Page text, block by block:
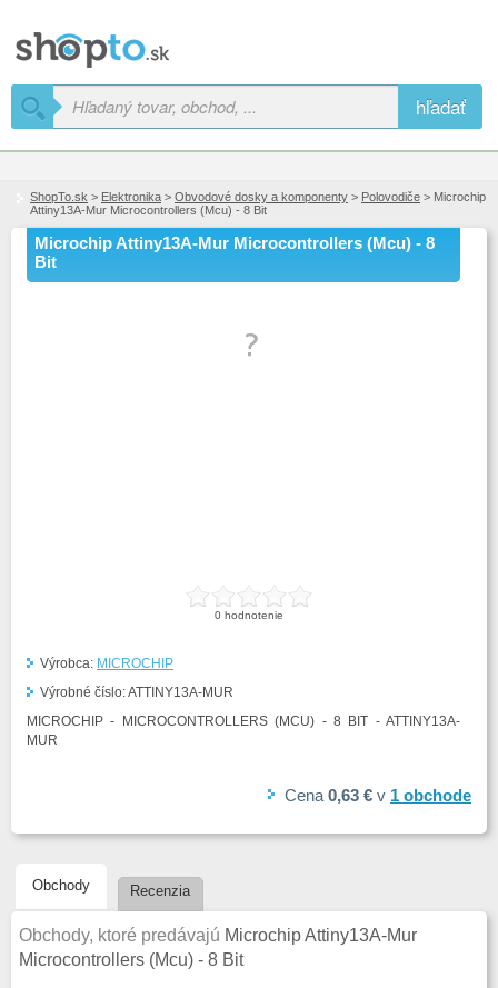
hľadať
ShopTo.sk > Elektronika > Obvodové dosky a komponenty > Polovodiče > Microchip
Attiny13A-Mur Microcontrollers (Mcu) - 8 Bit
Microchip Attiny13A-Mur Microcontrollers (Mcu) - 8
Bit
0 hodnotenie
Výrobca: MICROCHIP
Výrobné číslo:ATTINY13A-MUR
MICROCHIP - MICROCONTROLLERS (MCU) - 8 BIT - ATTINY13A-
MUR
Cena 0,63 € v 1 obchode
Obchody Recenzia
Obchody, ktoré predávajú Microchip Attiny13A-Mur
Microcontrollers (Mcu) - 8 Bit